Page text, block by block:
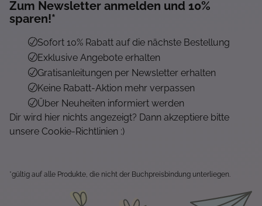
Zum Newsletter anmelden und 10%
sparen!*
Sofort 10% Rabatt auf die nächste Bestellung
Exklusive Angebote erhalten
Gratisanleitungen per Newsletter erhalten
Keine Rabatt-Aktion mehr verpassen
Über Neuheiten informiert werden
Dir wird hier nichts angezeigt? Dann akzeptiere bitte
unsere Cookie-Richtlinien :)
*gültig auf alle Produkte, die nicht der Buchpreisbindung unterliegen.